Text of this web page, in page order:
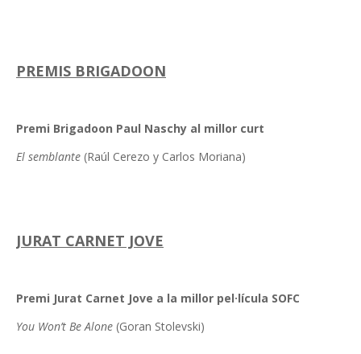
PREMIS BRIGADOON
Premi Brigadoon Paul Naschy al millor curt
El semblante (Raúl Cerezo y Carlos Moriana)
JURAT CARNET JOVE
Premi Jurat Carnet Jove a la millor pel·lícula SOFC
You Won’t Be Alone (Goran Stolevski)